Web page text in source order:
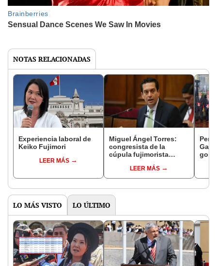
NOTAS RELACIONADAS
Experiencia laboral de
Keiko Fujimori
LEER MÁS
Miguel Ángel Torres:
congresista de la
cúpula fujimorista
del SenadoLEER MÁS
LO MÁS VISTO LO ÚLTIMO